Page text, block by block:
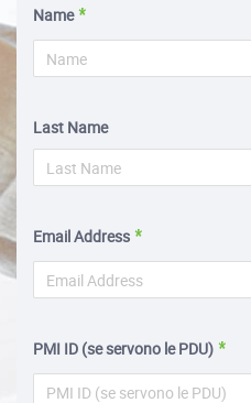
Name
Last Name
Email Address
PMI ID (se servono le PDU)